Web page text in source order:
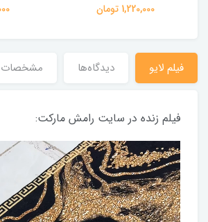
1,220,000 تومان
فیلم لایو دیدگاه‌ها مشخصات
فیلم زنده در سایت رامش مارکت: